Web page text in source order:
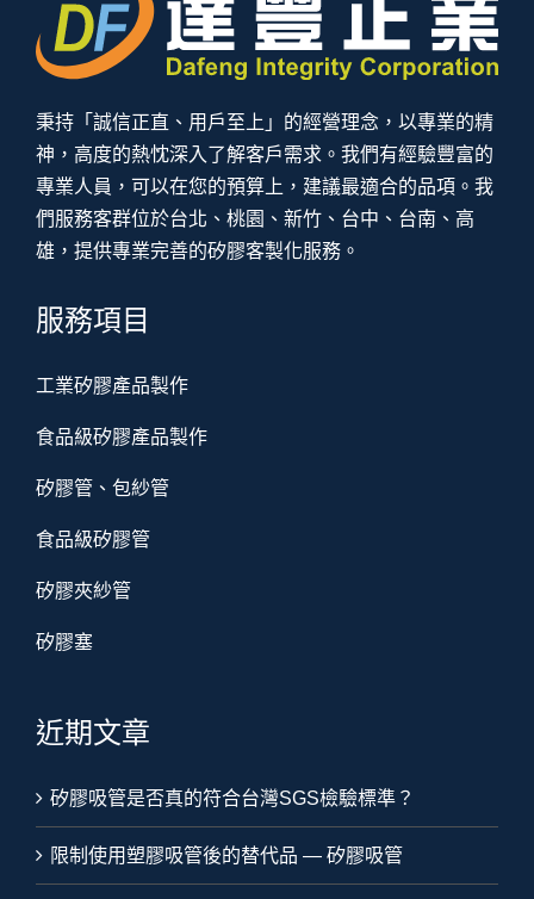
秉持「誠信正直、用戶至上」的經營理念，以專業的精
神，高度的熱忱深入了解客戶需求。我們有經驗豐富的
專業人員，可以在您的預算上，建議最適合的品項。我
們服務客群位於台北、桃園、新竹、台中、台南、高
雄，提供專業完善的矽膠客製化服務。
服務項目
工業矽膠產品製作
食品級矽膠產品製作
矽膠管、包紗管
食品級矽膠管
矽膠夾紗管
矽膠塞
近期文章
矽膠吸管是否真的符合台灣SGS檢驗標準？
限制使用塑膠吸管後的替代品 — 矽膠吸管